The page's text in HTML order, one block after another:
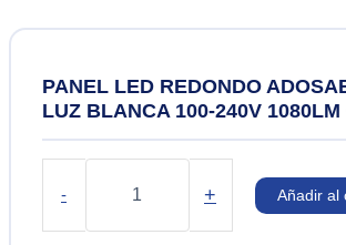
PANEL LED REDONDO
LUZ BLANCA 100-240V 1080LM
-
ADOSABLE
+ Añadir al